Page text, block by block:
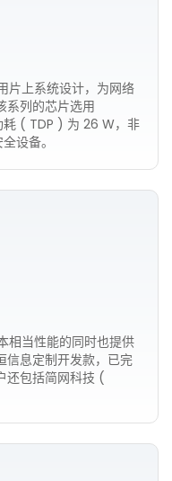
片上系统设计，为网络
系列的芯片选用
( TDP ) 为 26 W，非
设备。
相当性能的同时也提供
信息定制开发款，已完
还包括简网科技 (